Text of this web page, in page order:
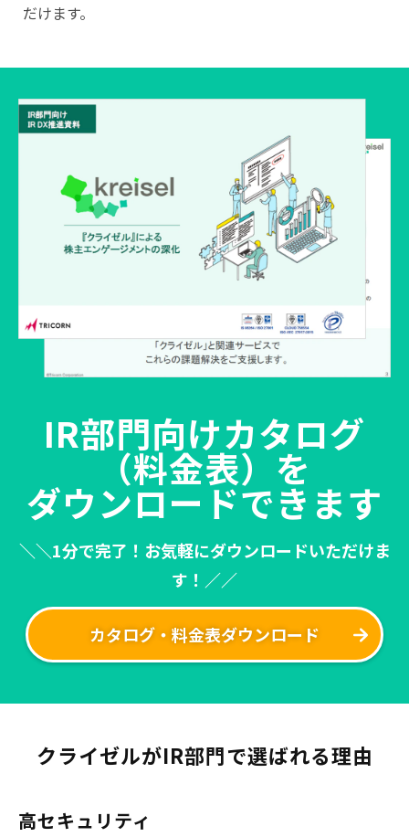
だけます。
IR部門向けカタログ
（料金表）を
ダウンロードできます
＼＼1分で完了！お気軽にダウンロードいただけま
す！／／
カタログ・料金表ダウンロード
クライゼルがIR部門で選ばれる理由
高セキュリティ